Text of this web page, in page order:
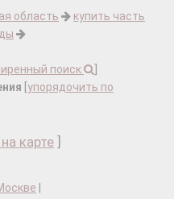
область
купить часть
поиск
упорядочить по
карте